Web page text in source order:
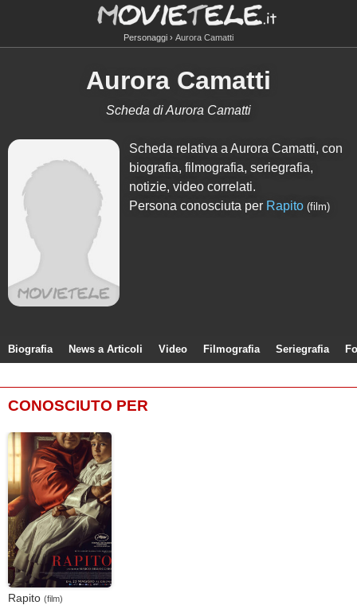
Personaggi Aurora Camatti
Aurora Camatti
Scheda di Aurora Camatti
Scheda relativa a Aurora Camatti, con
biografia, filmografia, seriegrafia,
notizie, video correlati.
Persona conosciuta per Rapito (film)
Biografia News a Articoli Video Filmografia Seriegrafia
CONOSCIUTO PER
Rapito (film)